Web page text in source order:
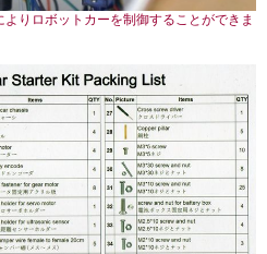
りロボットカーを制御することができま